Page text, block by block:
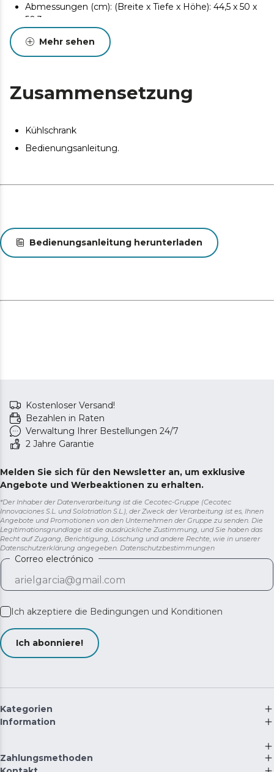
Abmessungen (cm): (Breite x Tiefe x Höhe): 44,5 x 50 x
50,3 cm
Mehr sehen
Zusammensetzung
Kühlschrank
Bedienungsanleitung.
Bedienungsanleitung herunterladen
Kostenloser Versand!
Bezahlen in Raten
Verwaltung Ihrer Bestellungen 24/7
2 Jahre Garantie
Melden Sie sich für den Newsletter an, um exklusive
Angebote und Werbeaktionen zu erhalten.
*Der Inhaber der Datenverarbeitung ist die Cecotec-Gruppe (Cecotec
Innovaciones S.L. und Solotriatlon S.L.), der Zweck der Verarbeitung ist es, Ihnen
Angebote und Promotionen von den Unternehmen der Gruppe zu senden. Die
Legitimationsgrundlage ist die ausdrückliche Zustimmung, und Sie haben das
Recht auf Zugang, Berichtigung, Löschung und andere Rechte, wie in unserer
Datenschutzerklärung angegeben. Datenschutzbestimmungen
Correo electrónico
Ich akzeptiere die Bedingungen und Konditionen
Ich abonniere!
Kategorien
Information
Zahlungsmethoden